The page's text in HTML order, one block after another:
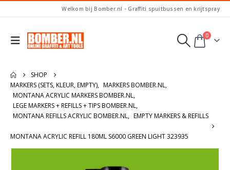
Welkom bij Bomber.nl - Graffiti spuitbussen en krijtspray
0
SHOP
MARKERS (SETS, KLEUR, EMPTY), MARKERS BOMBER.NL,
MONTANA ACRYLIC MARKERS BOMBER.NL,
LEGE MARKERS + REFILLS + TIPS BOMBER.NL,
MONTANA REFILLS ACRYLIC BOMBER.NL, EMPTY MARKERS & REFILLS
MONTANA ACRYLIC REFILL 180ML S6000 GREEN LIGHT 323935